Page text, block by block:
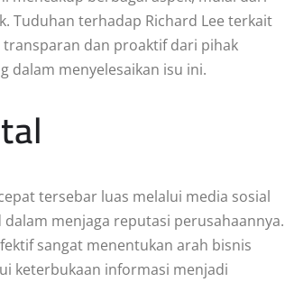
Tuduhan terhadap Richard Lee terkait
dan proaktif dari pihak
dalam menyelesaikan isu ini.
tersebar luas melalui media sosial
menjaga reputasi perusahaannya.
sangat menentukan arah bisnis
keterbukaan informasi menjadi